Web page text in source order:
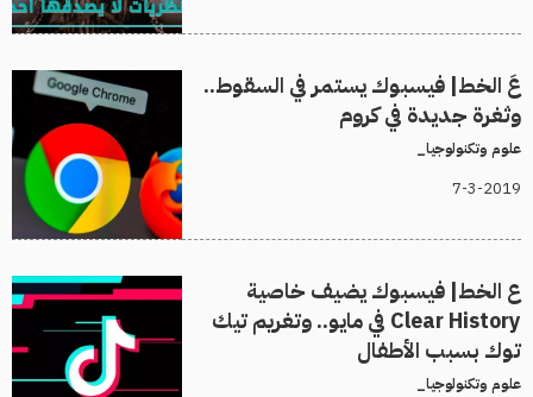
عَ الخط| فيسبوك يستمر في السقوط..
وثغرة جديدة في كروم
علوم وتكنولوجيا_
7-3-2019
ع الخط| فيسبوك يضيف خاصية
Clear History في مايو.. وتغريم تيك
توك بسبب الأطفال
علوم وتكنولوجيا_